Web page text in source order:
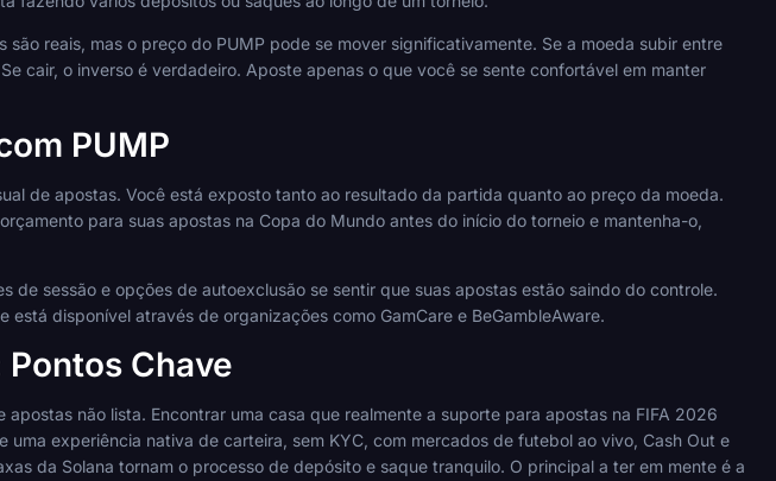
reais, mas o preço do PUMP pode se mover significativamente. Se a moeda subir entre
cair, o inverso é verdadeiro. Aposte apenas o que você se sente confortável em manter
PUMP
de apostas. Você está exposto tanto ao resultado da partida quanto ao preço da moeda.
para suas apostas na Copa do Mundo antes do início do torneio e mantenha-o,
sessão e opções de autoexclusão se sentir que suas apostas estão saindo do controle.
disponível através de organizações como GamCare e BeGambleAware.
Chave
não lista. Encontrar uma casa que realmente a suporte para apostas na FIFA 2026
experiência nativa de carteira, sem KYC, com mercados de futebol ao vivo, Cash Out e
da Solana tornam o processo de depósito e saque tranquilo. O principal a ter em mente é a